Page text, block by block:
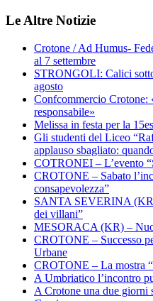
Le Altre Notizie
Crotone / Ad Humus-
al 7 settembre
STRONGOLI: Calici
agosto
Confcommercio Crotone:
responsabile»
Melissa in festa per la
Gli studenti del Liceo
applauso sbagliato:
COTRONEI – L’evento
CROTONE – Sabato
consapevolezza”
SANTA SEVERINA
dei villani”
MESORACA (KR) –
CROTONE – Successo
Urbane
CROTONE – La mostra
A Umbriatico l’incontro
A Crotone una due giorni